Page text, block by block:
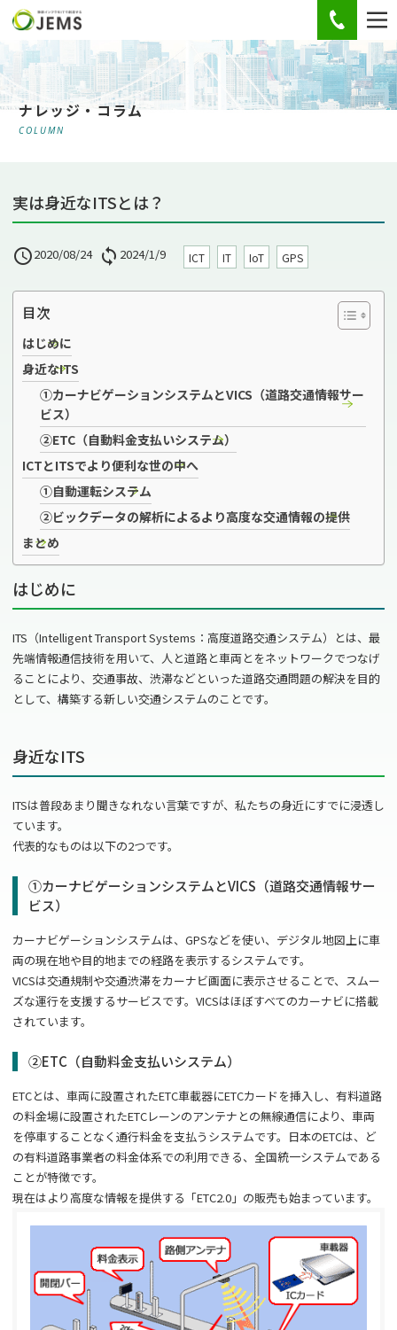
ナレッジ・コラム
COLUMN
実は身近なITSとは？
2020/08/24  2024/1/9 ICT IT IoT GPS
目次
はじめに
身近なITS
①カーナビゲーションシステムとVICS（道路交通情報サー
ビス）
②ETC（自動料金支払いシステム）
ICTとITSでより便利な世の中へ
①自動運転システム
②ビックデータの解析によるより高度な交通情報の提供
まとめ
はじめに
ITS（Intelligent Transport Systems ：高度道路交通システム）とは、最
先端情報通信技術を用いて、人と道路と車両とをネットワークでつなげ
ることにより、交通事故、渋滞などといった道路交通問題の解決を目的
として、構築する新しい交通システムのことです。
身近なITS
ITSは普段あまり聞きなれない言葉ですが、私たちの身近にすでに浸透し
ています。
代表的なものは以下の2つです。
①カーナビゲーションシステムとVICS （道路交通情報サー
ビス）
カーナビゲーションシステムは、 GPSなどを使い、デジタル地図上に車
両の現在地や目的地までの経路を表示するシステムです。
VICSは交通規制や交通渋滞をカーナビ画面に表示させることで、スムー
ズな運行を支援するサービスです。 VICSはほぼすべてのカーナビに搭載
されています。
②ETC（自動料金支払いシステム）
ETCとは、車両に設置されたETC車載器にETCカードを挿入し、有料道路
の料金場に設置されたETCレーンのアンテナとの無線通信により、車両
を停車することなく通行料金を支払うシステムです。日本のETCは、ど
の有料道路事業者の料金体系での利用できる、全国統一システムである
ことが特徴です。
現在はより高度な情報を提供する「ETC2.0 」の販売も始まっています。